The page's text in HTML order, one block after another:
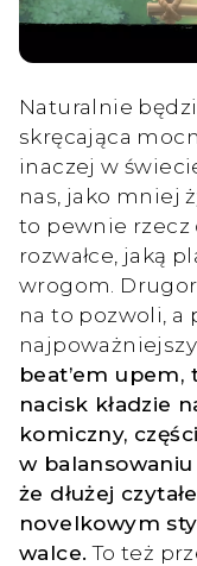
Naturalnie
skręcająca
inaczej w
nas, jako mniej
to pewnie
rozwałce, jaką
wrogom.
na to pozwoli, a
beat’em
nacisk kładzie
komiczny,
w
że dłużej
novelkowym
walce. To też